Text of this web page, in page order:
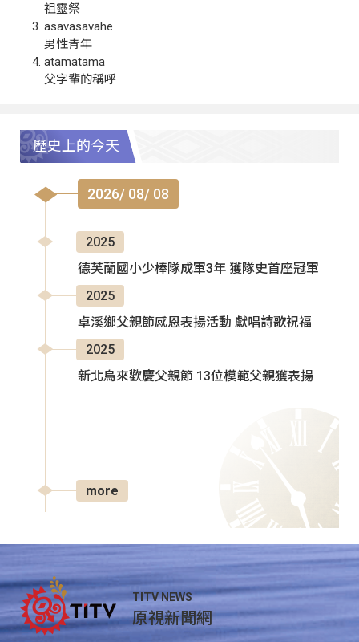
祖靈祭
asavasavahe
男性青年
atamatama
父字輩的稱呼
歷史上的今天
2026/ 08/ 08
2025
德芙蘭國小少棒隊成軍3年 獲隊史首座冠軍
2025
卓溪鄉父親節感恩表揚活動 獻唱詩歌祝福
2025
新北烏來歡慶父親節 13位模範父親獲表揚
more
TITV NEWS
原視新聞網